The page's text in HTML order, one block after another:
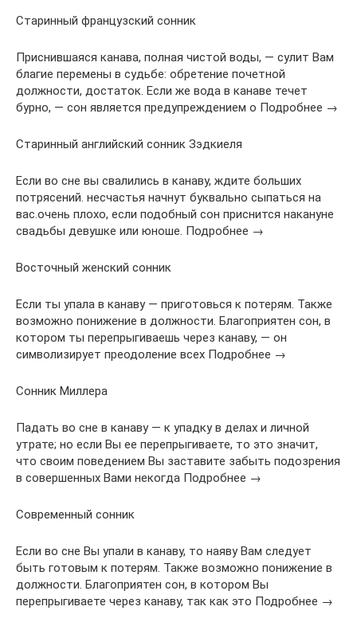
Старинный французский сонник
Приснившаяся канава, полная чистой воды, — сулит Вам
благие перемены в судьбе: обретение почетной
должности, достаток. Если же вода в канаве течет
бурно, — сон является предупреждением о Подробнее →
Старинный английский сонник Зэдкиеля
Если во сне вы свалились в канаву, ждите больших
потрясений. несчастья начнут буквально сыпаться на
вас.очень плохо, если подобный сон приснится накануне
свадьбы девушке или юноше. Подробнее →
Восточный женский сонник
Если ты упала в канаву — приготовься к потерям. Также
возможно понижение в должности. Благоприятен сон, в
котором ты перепрыгиваешь через канаву, — он
символизирует преодоление всех Подробнее →
Сонник Миллера
Падать во сне в канаву — к упадку в делах и личной
утрате; но если Вы ее перепрыгиваете, то это значит,
что своим поведением Вы заставите забыть подозрения
в совершенных Вами некогда Подробнее →
Современный сонник
Если во сне Вы упали в канаву, то наяву Вам следует
быть готовым к потерям. Также возможно понижение в
должности. Благоприятен сон, в котором Вы
перепрыгиваете через канаву, так как это Подробнее →